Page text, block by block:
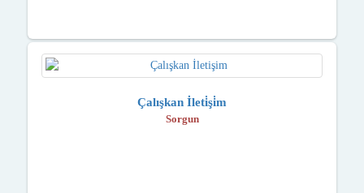
Çalışkan İleti̇şi̇m
Sorgun